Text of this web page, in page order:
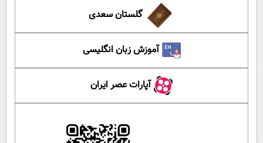
گلستان سعدی
آموزش زبان انگلیسی
آپارات عصر ایران